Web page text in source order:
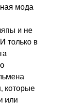
мода
и не
только в
которые
или